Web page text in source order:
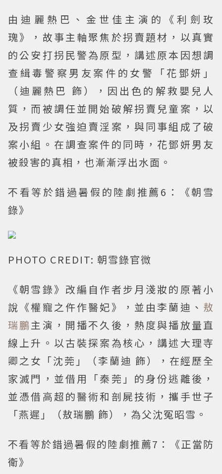
由迪麗熱巴、金世佳主演的《利劍玫
瑰》，故事主軸聚焦於拐賣題材，以真實
的公安打拐民警為原型，講述原本因想調
查緝毒警察男友案件的女警「花鄧妍」
（迪麗熱巴 飾），因出色的解救嬰兒人
質，而被調任並開始破解拐賣兒童案，以
及拐賣少女強迫賣淫案，與同事組成了破
案小組。在調查案件的同時，花鄧妍男友
被殺害的真相，也漸漸浮出水面。
不看等於錯過暑假的陸劇推薦6：《朝雪
錄》
PHOTO CREDIT: 朝雪錄官微
《朝雪錄》改編自作者步月淺妝的原著小
說《權寵之仵作醫妃》，並由李蘭迪、 敖
瑞鵬主演，開播不久後，熱度與播放量直
線上升。以古裝探案為核心，講述大理寺
卿之女「沈莞」（李蘭迪 飾），在經歷全
家滅門，並借用「秦莞」的身份逃離後，
並憑借高超的醫術和剖屍技術，攜手世子
「燕遲」（敖瑞鵬 飾），為父沈冤昭雪。
不看等於錯過暑假的陸劇推薦7：《正當防
衛》